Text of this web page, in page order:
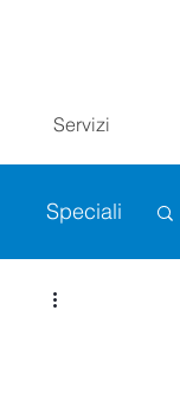
Servizi
Speciali